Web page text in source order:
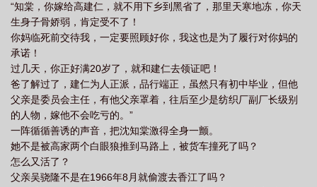
“知棠，你嫁给高建仁，就不用下乡到黑省了，那里天寒地冻，你天
生身子骨娇弱，肯定受不了！
你妈临死前交待我，一定要照顾好你，我这也是为了履行对你妈的
承诺！
过几天，你正好满20岁了，就和建仁去领证吧！
爸了解过了，建仁为人正派，品行端正，虽然只有初中毕业，但他
父亲是委员会主任，有他父亲罩着，往后至少是纺织厂副厂长级别
的人物，嫁他不会吃亏的。”
一阵循循善诱的声音，把沈知棠激得全身一颤。
她不是被高家两个白眼狼推到马路上，被货车撞死了吗？
怎么又活了？
父亲吴骁隆不是在1966年8月就偷渡去香江了吗？